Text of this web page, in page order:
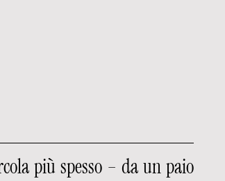
più spesso – da un paio